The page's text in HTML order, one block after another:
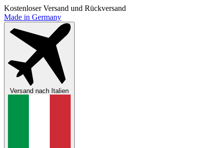
Kostenloser Versand und Rückversand
Made in Germany
Versand nach Italien